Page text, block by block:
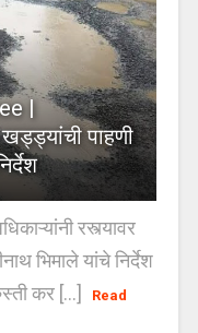
|
पाहणी
रस्त्यावर
भिमाले यांचे निर्देश
कर [...]
Read